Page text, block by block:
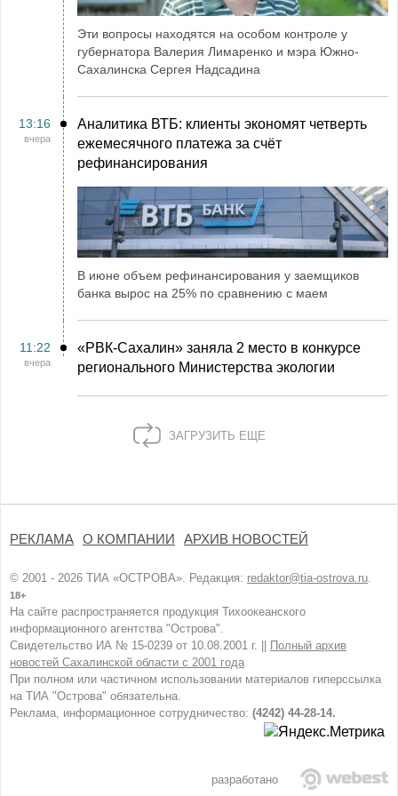
Эти вопросы находятся на особом контроле у
губернатора Валерия Лимаренко и мэра Южно-
Сахалинска Сергея Надсадина
13:16
вчера
Аналитика ВТБ: клиенты экономят четверть
ежемесячного платежа за счёт
рефинансирования
В июне объем рефинансирования у заемщиков
банка вырос на 25% по сравнению с маем
11:22
вчера
«РВК‑Сахалин» заняла 2 место в конкурсе
регионального Министерства экологии
ЗАГРУЗИТЬ ЕЩЕ
РЕКЛАМА О КОМПАНИИ АРХИВ НОВОСТЕЙ
© 2001 - 2026 ТИА «ОСТРОВА». Редакция: redaktor@tia-ostrova.ru.
18+
На сайте распространяется продукция Тихоокеанского
информационного агентства "Острова".
Свидетельство ИА № 15-0239 от 10.08.2001 г. ||
Полный архив
новостей Сахалинской области с 2001 года
При полном или частичном использовании материалов гиперссылка
на ТИА "Острова" обязательна.
Реклама, информационное сотрудничество: (4242) 44-28-14.
разработано